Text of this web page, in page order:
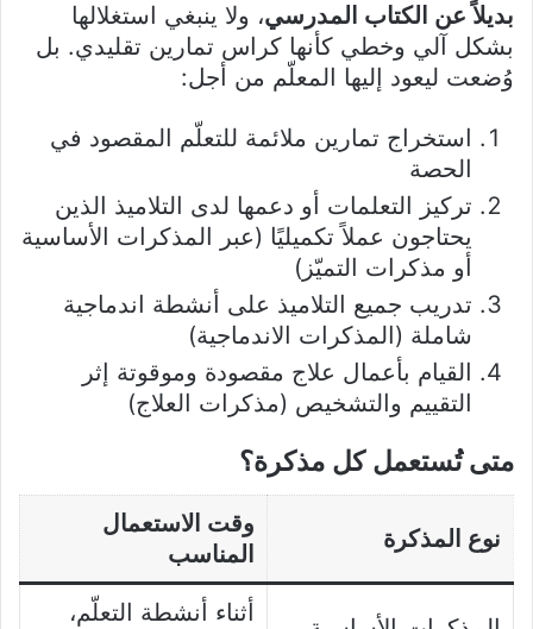
بديلاً عن الكتاب المدرسي، ولا ينبغي استغلالها
بشكل آلي وخطي كأنها كراس تمارين تقليدي. بل
وُضعت ليعود إليها المعلّم من أجل:
استخراج تمارين ملائمة للتعلّم المقصود في
الحصة
تركيز التعلمات أو دعمها لدى التلاميذ الذين
يحتاجون عملاً تكميليًا (عبر المذكرات الأساسية
أو مذكرات التميّز)
تدريب جميع التلاميذ على أنشطة اندماجية
شاملة (المذكرات الاندماجية)
القيام بأعمال علاج مقصودة وموقوتة إثر
التقييم والتشخيص (مذكرات العلاج)
متى تُستعمل كل مذكرة؟
نوع المذكرة
وقت الاستعمال
المناسب
أثناء أنشطة التعلّم،